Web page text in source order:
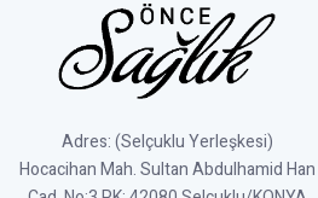
Adres: (Selçuklu Yerleşkesi)
Hocacihan Mah. Sultan Abdulhamid Han